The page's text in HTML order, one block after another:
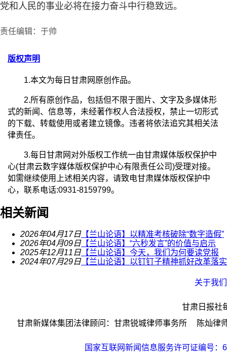
党和人民的事业必将在接力奋斗中行稳致远。
责任编辑：于帅
版权声明
1.本文为每日甘肃网原创作品。
2.所有原创作品，包括但不限于图片、文字及多媒体形
式的新闻、信息等，未经著作权人合法授权，禁止一切形式
的下载、转载使用或者建立镜像。违者将依法追究其相关法
律责任。
3.每日甘肃网对外版权工作统一由甘肃媒体版权保护中
心(甘肃云数字媒体版权保护中心有限责任公司)受理对接。
如需继续使用上述相关内容，请致电甘肃媒体版权保护中
心，联系电话:0931-8159799。
相关新闻
2026年04月17日【兰山论语】以精准考核破除“数字造假”
2026年04月09日【兰山论语】“六秒发言”的价值与启示
2025年12月11日【兰山论语】今天，我们为何要读党报
2024年07月29日【兰山论语】以钉钉子精神抓好改革落实
关于我们
甘肃日报社
甘肃新媒体集团法律顾问：甘肃锐城律师事务所 陈灿
国家互联网新闻信息服务许可证编号